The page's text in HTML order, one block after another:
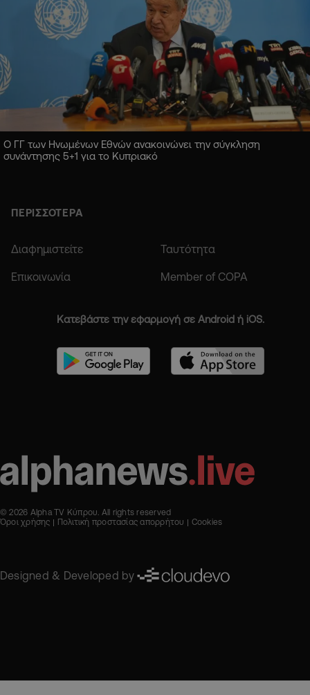
Ο ΓΓ των Ηνωμένων Εθνών ανακοινώνει την σύγκληση
συνάντησης 5+1 για το Κυπριακό
ΠΕΡΙΣΣΟΤΕΡΑ
Διαφημιστείτε Ταυτότητα
Επικοινωνία Member of COPA
Κατεβάστε την εφαρμογή σε Android ή iOS.
© 2026 Alpha TV Κύπρου. All rights reserved
Όροι χρήσης
Πολιτική προστασίας απορρήτου Cookies
Designed & Developed by